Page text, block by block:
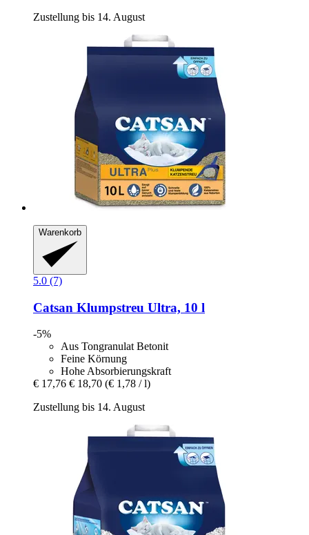
Zustellung bis 14. August
Warenkorb
5.0 (7)
Catsan Klumpstreu Ultra, 10 l
-5%
Aus Tongranulat Betonit
Feine Körnung
Hohe Absorbierungskraft
€ 17,76 € 18,70 (€ 1,78 / l)
Zustellung bis 14. August